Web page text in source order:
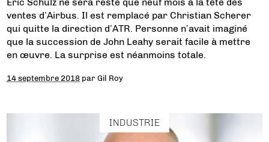
ventes d’Airbus. Il est remplacé par Christian Scherer
qui quitte la direction d’ATR. Personne n’avait imaginé
que la succession de John Leahy serait facile à mettre
en œuvre. La surprise est néanmoins totale.
14 septembre 2018 parGil Roy
INDUSTRIE